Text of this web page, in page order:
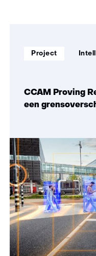
CCAM Proving
een
Soort
Project
Thema: